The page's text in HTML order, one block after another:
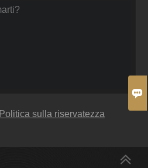
Politica sulla riservatezza
